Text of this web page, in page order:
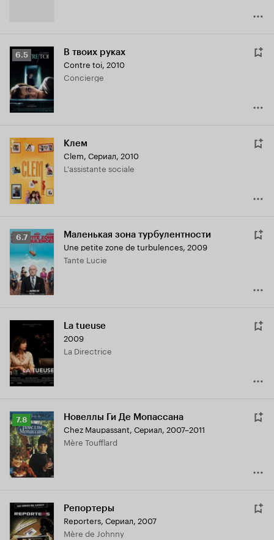
Рейтинг
Кинопоиска
6.5
6.5 В твоих руках
Contre toi, 2010
Concierge
Клем
Clem, Сериал, 2010
L'assistante sociale
Рейтинг
Кинопоиска
6.7
6.7 Маленькая зона турбулентности
Une petite zone de turbulences, 2009
Tante Lucie
La tueuse
2009
La Directrice
Рейтинг
Кинопоиска
7.8
7.8 Новеллы Ги Де Мопассана
Chez Maupassant, Сериал, 2007–2011
Mère Toufflard
Репортеры
Reporters, Сериал, 2007
Mère de Johnny